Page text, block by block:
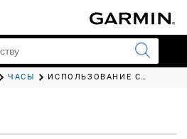
ЧАСЫ ИСПОЛЬЗОВАНИЕ СЕКУНДОМЕРА